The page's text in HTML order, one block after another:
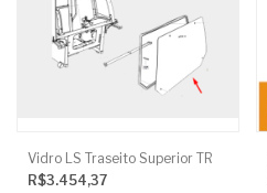
Vidro LS Traseito Superior TR
R$3.454,37